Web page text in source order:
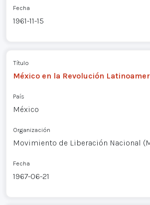
Fecha
1961-11-15
Título
México en la Revolución
País
México
Organización
Movimiento de Liberación Nacional
Fecha
1967-06-21